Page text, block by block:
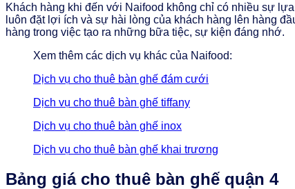
Khách hàng khi đến với Naifood không chỉ có nhiều sự
luôn đặt lợi ích và sự hài lòng của khách hàng lên hàng
hàng trong việc tạo ra những bữa tiệc, sự kiện đáng nhớ.
Xem thêm các dịch vụ khác của Naifood:
Dịch vụ cho thuê bàn ghế đám cưới
Dịch vụ cho thuê bàn ghế tiffany
Dịch vụ cho thuê bàn ghế inox
Dịch vụ cho thuê bàn ghế khai trương
Bảng giá cho thuê bàn ghế quận 4